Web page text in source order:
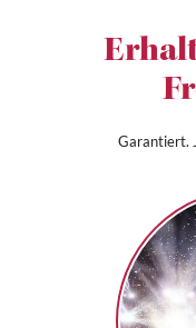
Garantiert.